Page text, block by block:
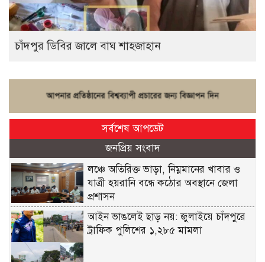
চাঁদপুর ডিবির জালে বাঘ শাহজাহান
সর্বশেষ আপডেট
জনপ্রিয় সংবাদ
লঞ্চে অতিরিক্ত ভাড়া, নিম্নমানের খাবার ও
যাত্রী হয়রানি বন্ধে কঠোর অবস্থানে জেলা
প্রশাসন
আইন ভাঙলেই ছাড় নয়: জুলাইয়ে চাঁদপুরে
ট্রাফিক পুলিশের ১,২৮৫ মামলা